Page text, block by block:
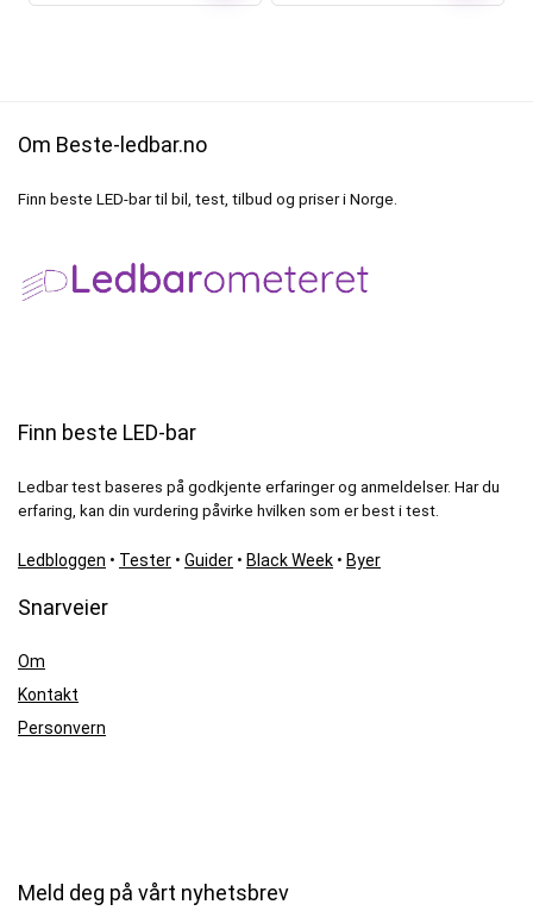
Om Beste-ledbar.no
Finn beste LED-bar til bil, test, tilbud og priser i Norge.
Finn beste LED-bar
Ledbar test baseres på godkjente erfaringer og anmeldelser. Har du
erfaring, kan din vurdering påvirke hvilken som er best i test.
Ledbloggen • Tester • Guider • Black Week • Byer
Snarveier
Om
Kontakt
Personvern
Meld deg på vårt nyhetsbrev